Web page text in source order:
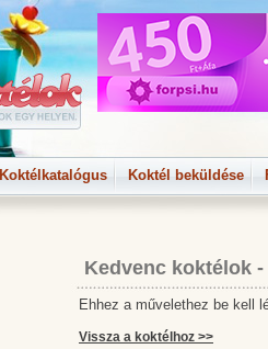
Koktélkatalógus Koktél beküldése
Kedvenc koktélok -
Ehhez a művelethez be kell
Vissza a koktélhoz >>